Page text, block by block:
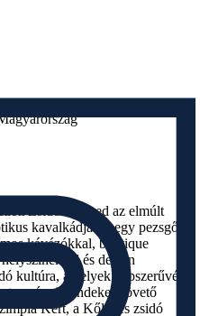
Zsidó Negyed az elmúlt
kavalkádjából egy pezsgő,
kávézókkal, boutique
és design
kultúra, amelyek népszerűvé
európai trendeket követő
Kert, a Kőleves zsidó